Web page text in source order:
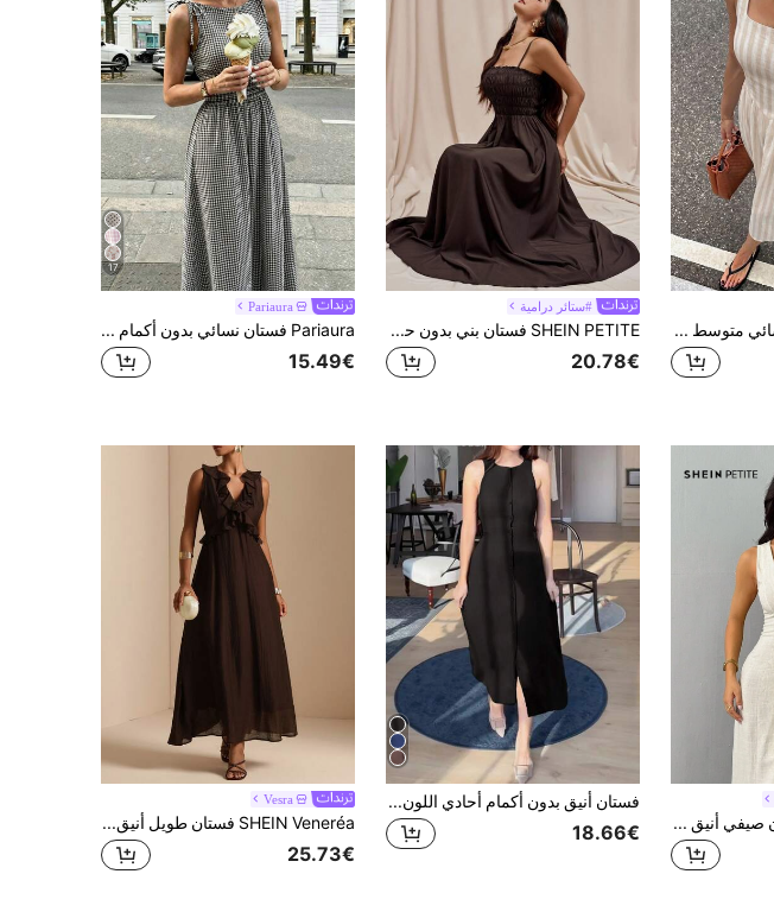
Siren Gaze فستان نسائي متوسط الطول، كاجوال بسيط للعطلات بوهيمي أنيق رومانسي عتيق مخطط باللون المشمشي والكاكي، فستان نسائي للذهاب إلى العمل، ملابس نسائية للذهاب إلى العمل، مهرجان موسيقي، ملابس الشاطئ، ملابس العطلات، ملابس صيفية نسائية
#ستائر درامية
SHEIN PETITE فستان بني بدون حمالات، رومانسي وأنيق لعطلة الخريف والشتاء، للنساء الصغيرات
20.78€
17
Pariaura
Pariaura فستان نسائي بدون أكمام بنقشة مربعات
15.49€
SHEIN PETITE فستان صيفي أنيق من الكتان الأبيض للنساء، فستان طويل بدون أكمام مع أزرار أمامية منفردة وفتحة أمامية، فستان بلون موحد قابل للتنفس مناسب للغداء، للنساء الصغيرات
فستان أنيق بدون أكمام أحادي اللون متوسط الطول، قماش منسوج أنيق، أسود صيفي
18.66€
Vesra
SHEIN Veneréa فستان طويل أنيق بلون موحد مع خصر مكشكش بدون أكمام
25.73€